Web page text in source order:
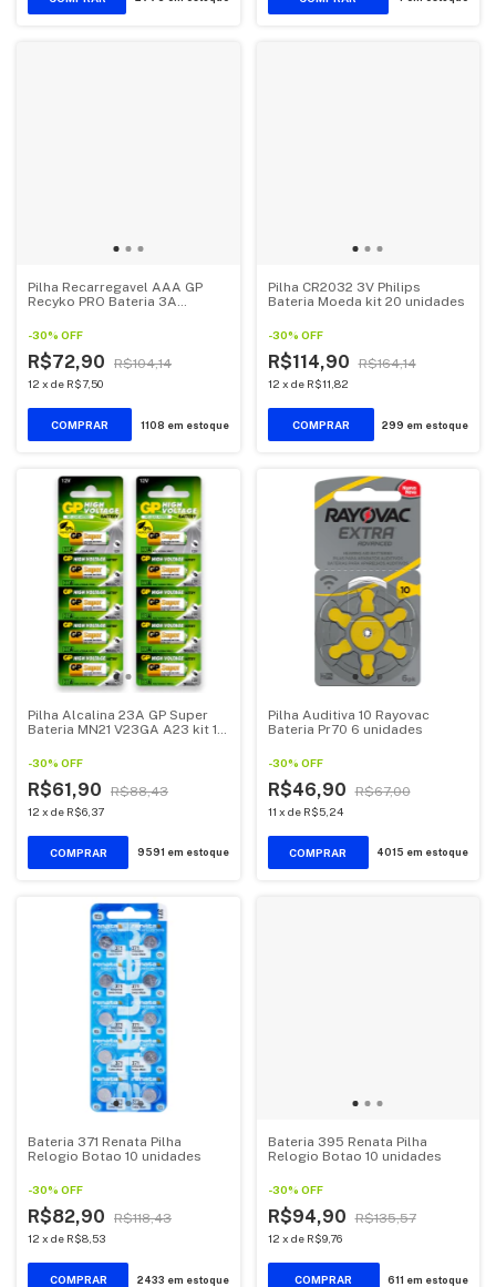
Pilha Recarregavel AAA GP
Recyko PRO Bateria 3A
-30% OFF
R$72,90 R$104,14
12 x de R$7,50
1108 em estoque
Pilha CR2032 3V Philips
Bateria Moeda kit 20 unidades
-30% OFF
R$114,90 R$164,14
12 x de R$11,82
299 em estoque
Pilha Alcalina 23A GP Super
Bateria MN21 V23GA A23 kit 10
-30% OFF
R$61,90 R$88,43
12 x de R$6,37
9591 em estoque
Pilha Auditiva 10 Rayovac
Bateria Pr70 6 unidades
-30% OFF
R$46,90 R$67,00
11 x de R$5,24
4015 em estoque
Bateria 371 Renata Pilha
Relogio Botao 10 unidades
-30% OFF
R$82,90 R$118,43
12 x de R$8,53
2433 em estoque
Bateria 395 Renata Pilha
Relogio Botao 10 unidades
-30% OFF
R$94,90 R$135,57
12 x de R$9,76
611 em estoque